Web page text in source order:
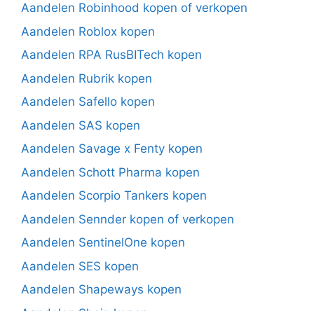
Aandelen Robinhood kopen of verkopen
Aandelen Roblox kopen
Aandelen RPA RusBITech kopen
Aandelen Rubrik kopen
Aandelen Safello kopen
Aandelen SAS kopen
Aandelen Savage x Fenty kopen
Aandelen Schott Pharma kopen
Aandelen Scorpio Tankers kopen
Aandelen Sennder kopen of verkopen
Aandelen SentinelOne kopen
Aandelen SES kopen
Aandelen Shapeways kopen